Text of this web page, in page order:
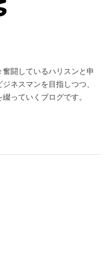
闘しているハリスンと申
ネスマンを目指しつつ、
っていくブログです。